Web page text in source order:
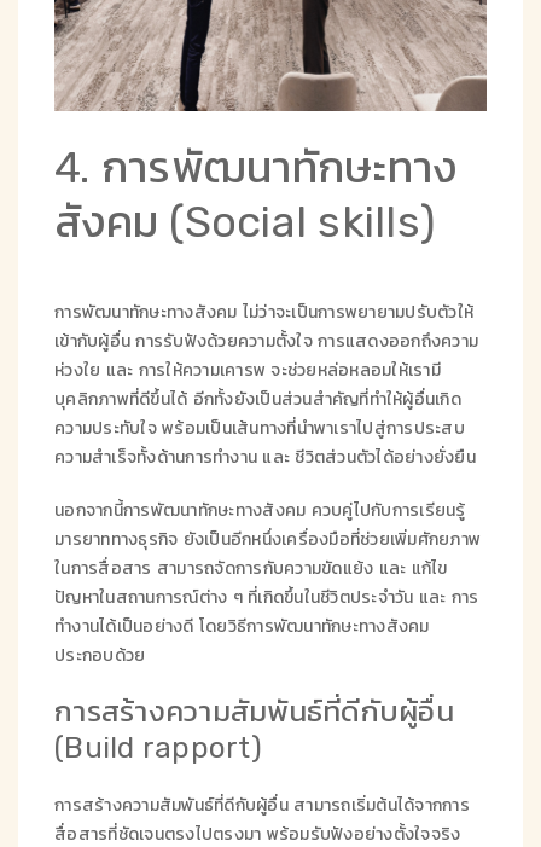
4. การพัฒนาทักษะทาง
สังคม (Social skills)
การพัฒนาทักษะทางสังคม ไม่ว่าจะเป็นการพยายามปรับตัวให้
เข้ากับผู้อื่น การรับฟังด้วยความตั้งใจ การแสดงออกถึงความ
ห่วงใย และ การให้ความเคารพ จะช่วยหล่อหลอมให้เรามี
บุคลิกภาพที่ดีขึ้นได้ อีกทั้งยังเป็นส่วนสำคัญที่ทำให้ผู้อื่นเกิด
ความประทับใจ พร้อมเป็นเส้นทางที่นำพาเราไปสู่การประสบ
ความสำเร็จทั้งด้านการทำงาน และ ชีวิตส่วนตัวได้อย่างยั่งยืน
นอกจากนี้การพัฒนาทักษะทางสังคม ควบคู่ไปกับการเรียนรู้
มารยาททางธุรกิจ ยังเป็นอีกหนึ่งเครื่องมือที่ช่วยเพิ่มศักยภาพ
ในการสื่อสาร สามารถจัดการกับความขัดแย้ง และ แก้ไข
ปัญหาในสถานการณ์ต่าง ๆ ที่เกิดขึ้นในชีวิตประจำวัน และ การ
ทำงานได้เป็นอย่างดี โดยวิธีการพัฒนาทักษะทางสังคม
ประกอบด้วย
การสร้างความสัมพันธ์ที่ดีกับผู้อื่น
(Build rapport)
การสร้างความสัมพันธ์ที่ดีกับผู้อื่น สามารถเริ่มต้นได้จากการ
สื่อสารที่ชัดเจนตรงไปตรงมา พร้อมรับฟังอย่างตั้งใจจริง